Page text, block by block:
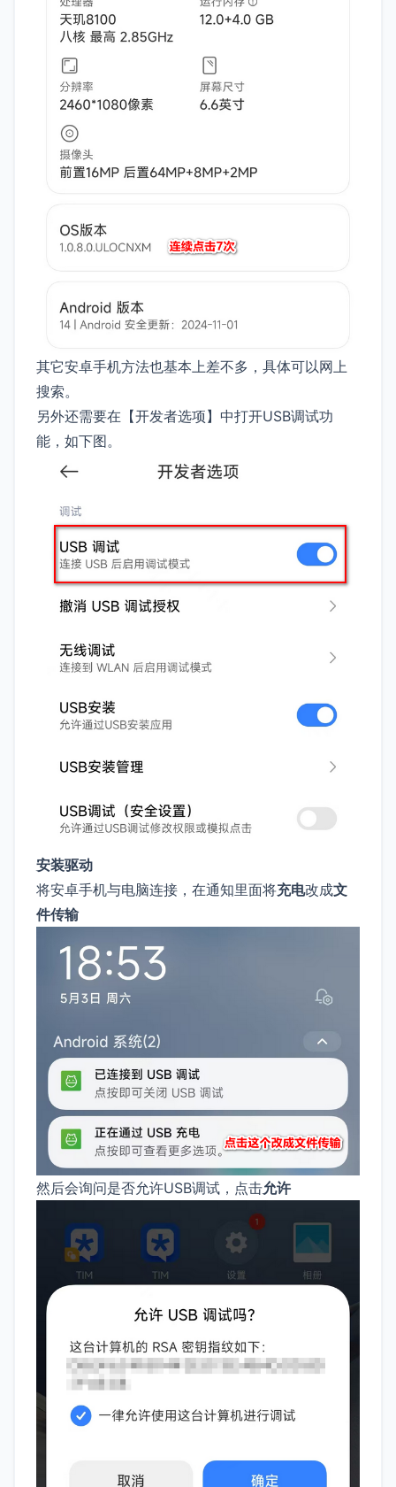
其它安卓手机方法也基本上差不多，具体可以网上
搜索。
另外还需要在【开发者选项】中打开USB调试功
能，如下图。
安装驱动
将安卓手机与电脑连接，在通知里面将充电改成文
件传输
然后会询问是否允许USB调试，点击允许